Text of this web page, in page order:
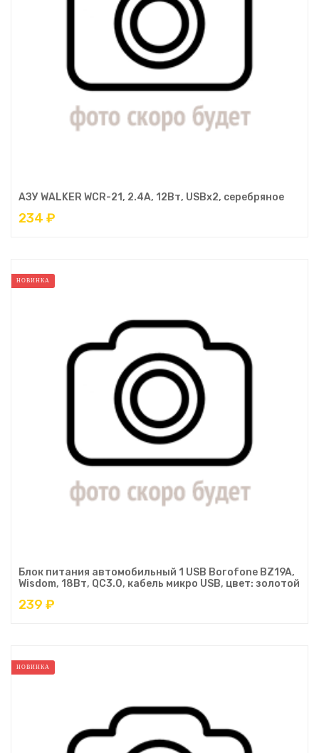
АЗУ WALKER WCR-21, 2.4А, 12Вт, USBx2, серебряное
234 ₽
НОВИНКА
Блок питания автомобильный 1 USB Borofone BZ19A,
Wisdom, 18Вт, QC3.0, кабель микро USB, цвет: золотой
239 ₽
НОВИНКА